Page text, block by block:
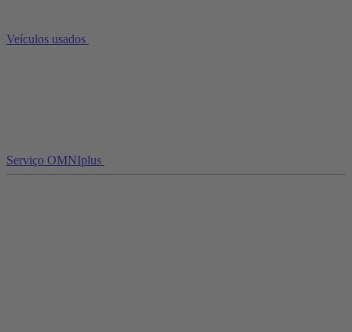
Veículos usados
Serviço OMNIplus